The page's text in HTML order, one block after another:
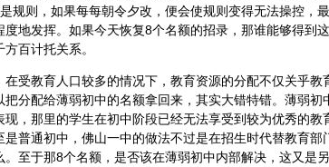
规则，如果每每朝令夕改，便会使规则变得无法操控，
地发挥。如果今天恢复8个名额的招录，那谁能够得到
百计托关系。
教育人口较多的情况下，教育资源的分配不仅关乎教
把分配给薄弱初中的名额拿回来，其实大错特错。薄弱初
现，那里的学生在初中阶段已经无法享受到较为优秀的教
是普通初中，佛山一中的做法不过是在招生时代替教育部
。至于那8个名额，是否该在薄弱初中内部解决，这又是